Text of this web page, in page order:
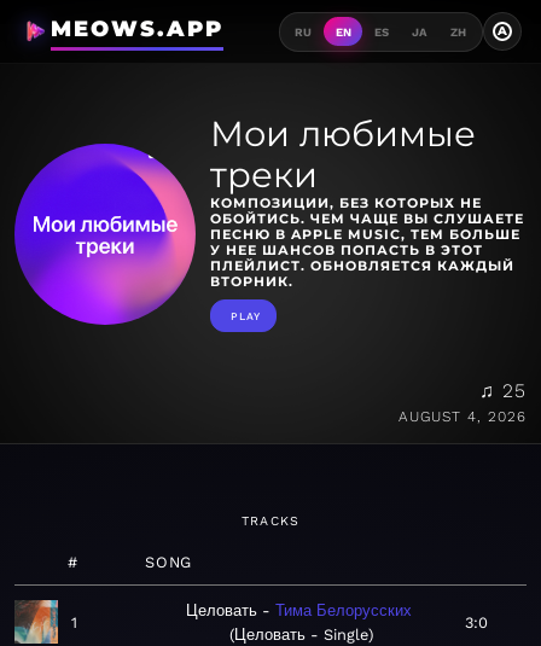
MEOWS.APP RU EN ES JA ZH A
Мои любимые
треки
КОМПОЗИЦИИ, БЕЗ КОТОРЫХ НЕ
ОБОЙТИСЬ. ЧЕМ ЧАЩЕ ВЫ СЛУШАЕТЕ
ПЕСНЮ В APPLE MUSIC, ТЕМ БОЛЬШЕ
У НЕЕ ШАНСОВ ПОПАСТЬ В ЭТОТ
ПЛЕЙЛИСТ. ОБНОВЛЯЕТСЯ КАЖДЫЙ
ВТОРНИК.
PLAY
♫ 25
AUGUST 4, 2026
TRACKS
# SONG
1
Целовать
Тима Белорусских
Целовать - Single
3:0